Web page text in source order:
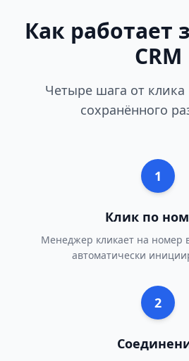
Как работает
CRM
Четыре шага от
сохранённого
1
Клик по
Менеджер кликает на номер
автоматически
2